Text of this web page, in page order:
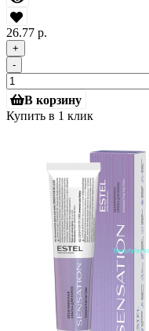
26.77 р.
+
-
В корзину
Купить в 1 клик